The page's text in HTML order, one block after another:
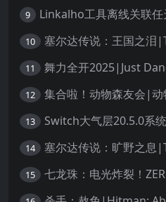
9 Linkalho工具离线关联任
10
11 舞力全开2025|Just
12
13 Switch大气层20.5.0系
14
15